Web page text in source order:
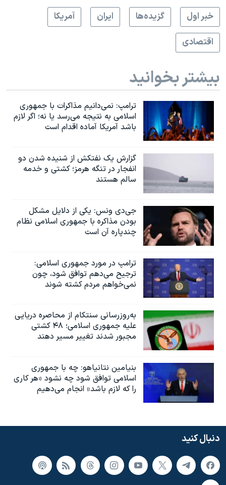
خبر اول
گزيده‌ها ايران
آمريکا
اقتصادی
بیشتر بخوانید
ترامپ: نمی‌دانیم مذاکرات با جمهوری
اسلامی به نتیجه می‌رسد یا نه؛ اگر لازم
باشد آمریکا آماده اقدام است
گزارش یک نفتکش از شنیده شدن دو
انفجار در تنگه هرمز؛ کشتی و خدمه
سالم هستند
جی‌دی ونس: یکی از دلایل مشکل
بودن مذاکره با جمهوری اسلامی نظام
چندپاره آن است
ترامپ در مورد جمهوری اسلامی:
ترجیح می‌دهم توافق شود، چون
نمی‌خواهم مردم کشته شوند
به‌روزرسانی سنتکام از محاصره دریایی
علیه جمهوری اسلامی؛ ۴۸ کشتی
مجبور شدند تغییر مسیر دهند
بنیامین نتانیاهو: چه با جمهوری
اسلامی توافق شود چه نشود «هر کاری
را که لازم باشد» انجام می‌دهیم
دنبال کنید